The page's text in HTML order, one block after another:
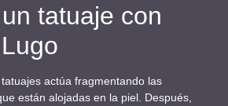
tatuaje con
actúa fragmentando las
están alojadas en la piel. Después,